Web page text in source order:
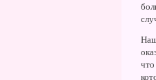
что